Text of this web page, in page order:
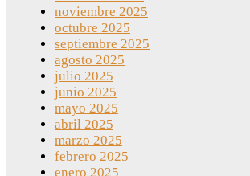
noviembre 2025
octubre 2025
septiembre 2025
agosto 2025
julio 2025
junio 2025
mayo 2025
abril 2025
marzo 2025
febrero 2025
enero 2025